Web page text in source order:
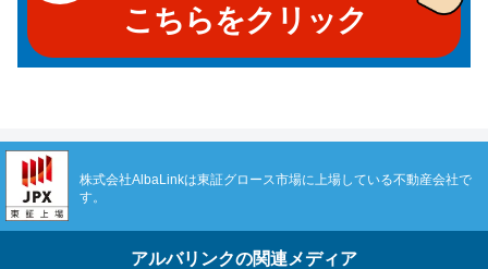
こちらをクリック
株式会社AlbaLinkは東証グロース市場に上場している不動産会社で
す。
アルバリンクの関連メディア